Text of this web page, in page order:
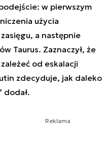
w pierwszym
użycia
a następnie
Taurus. Zaznaczył, że
od eskalacji
zdecyduje, jak daleko
dodał.
Reklama